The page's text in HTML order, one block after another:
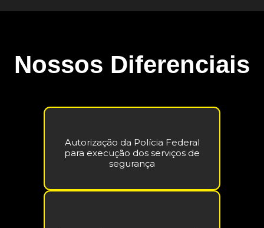
Nossos Diferenciais
Autorização da Polícia Federal
para execução dos serviços de
segurança